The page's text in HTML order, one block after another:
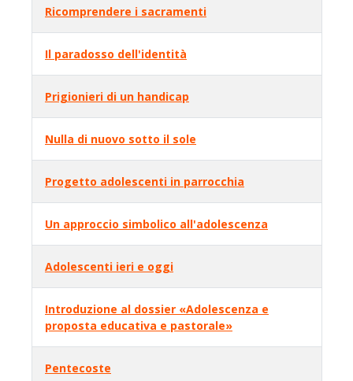
Ricomprendere i sacramenti
Il paradosso dell'identità
Prigionieri di un handicap
Nulla di nuovo sotto il sole
Progetto adolescenti in parrocchia
Un approccio simbolico all'adolescenza
Adolescenti ieri e oggi
Introduzione al dossier «Adolescenza e
proposta educativa e pastorale»
Pentecoste